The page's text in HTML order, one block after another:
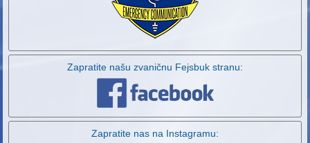
Zapratite našu zvaničnu Fejsbuk stranu:
Zapratite nas na Instagramu: